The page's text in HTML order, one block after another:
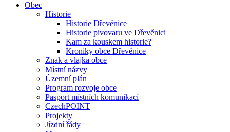
Obec
Historie
Historie Dřevěnice
Historie pivovaru ve Dřevěnici
Kam za kouskem historie?
Kroniky obce Dřevěnice
Znak a vlajka obce
Místní názvy
Územní plán
Program rozvoje obce
Pasport místních komunikací
CzechPOINT
Projekty
Jízdní řády